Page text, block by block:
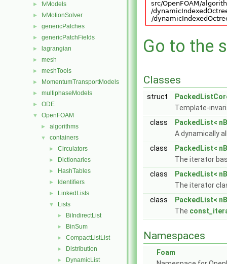
► fvModels
► fvMotionSolver
► genericPatches
► genericPatchFields
► lagrangian
► mesh
► meshTools
► MomentumTransportModels
► multiphaseModels
► ODE
▼ OpenFOAM
► algorithms
▼ containers
► Circulators
► Dictionaries
► HashTables
► Identifiers
► LinkedLists
▼ Lists
► BiIndirectList
► BinSum
► CompactListList
► Distribution
► DynamicList
Go to the
Classes
struct
Template-
class
PackedList<
A dynamically
class
PackedList<
The iterator
class
PackedList<
The iterator
class
PackedList<
The
Namespaces
Foam